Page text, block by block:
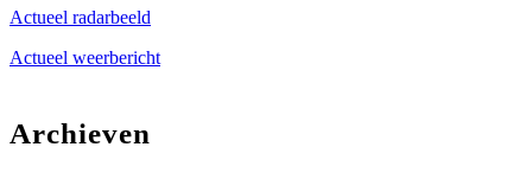
Actueel radarbeeld
Actueel weerbericht
Archieven